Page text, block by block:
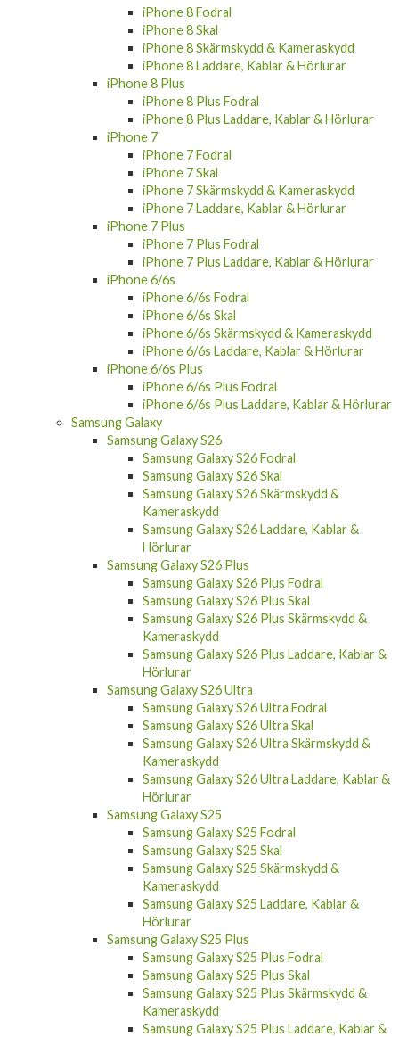
iPhone 8 Fodral
iPhone 8 Skal
iPhone 8 Skärmskydd & Kameraskydd
iPhone 8 Laddare, Kablar & Hörlurar
iPhone 8 Plus
iPhone 8 Plus Fodral
iPhone 8 Plus Laddare, Kablar & Hörlurar
iPhone 7
iPhone 7 Fodral
iPhone 7 Skal
iPhone 7 Skärmskydd & Kameraskydd
iPhone 7 Laddare, Kablar & Hörlurar
iPhone 7 Plus
iPhone 7 Plus Fodral
iPhone 7 Plus Laddare, Kablar & Hörlurar
iPhone 6/6s
iPhone 6/6s Fodral
iPhone 6/6s Skal
iPhone 6/6s Skärmskydd & Kameraskydd
iPhone 6/6s Laddare, Kablar & Hörlurar
iPhone 6/6s Plus
iPhone 6/6s Plus Fodral
iPhone 6/6s Plus Laddare, Kablar & Hörlurar
Samsung Galaxy
Samsung Galaxy S26
Samsung Galaxy S26 Fodral
Samsung Galaxy S26 Skal
Samsung Galaxy S26 Skärmskydd &
Kameraskydd
Samsung Galaxy S26 Laddare, Kablar &
Hörlurar
Samsung Galaxy S26 Plus
Samsung Galaxy S26 Plus Fodral
Samsung Galaxy S26 Plus Skal
Samsung Galaxy S26 Plus Skärmskydd &
Kameraskydd
Samsung Galaxy S26 Plus Laddare, Kablar &
Hörlurar
Samsung Galaxy S26 Ultra
Samsung Galaxy S26 Ultra Fodral
Samsung Galaxy S26 Ultra Skal
Samsung Galaxy S26 Ultra Skärmskydd &
Kameraskydd
Samsung Galaxy S26 Ultra Laddare, Kablar &
Hörlurar
Samsung Galaxy S25
Samsung Galaxy S25 Fodral
Samsung Galaxy S25 Skal
Samsung Galaxy S25 Skärmskydd &
Kameraskydd
Samsung Galaxy S25 Laddare, Kablar &
Hörlurar
Samsung Galaxy S25 Plus
Samsung Galaxy S25 Plus Fodral
Samsung Galaxy S25 Plus Skal
Samsung Galaxy S25 Plus Skärmskydd &
Kameraskydd
Samsung Galaxy S25 Plus Laddare, Kablar &